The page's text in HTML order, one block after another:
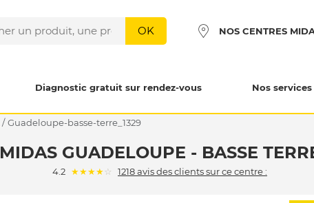
OK NOS CENTRES
Diagnostic gratuit sur rendez-vous Nos services
/ guadeloupe-basse-terre_1329
MIDAS GUADELOUPE - BASSE
4.2 (*)
★(*)
★(*)
★(*)
★( )
☆ 1218 avis des clients sur ce centre :